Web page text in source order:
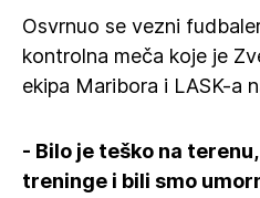
Osvrnuo se vezni
kontrolna meča koje je
ekipa Maribora i LASK-a
- Bilo je teško na
treninge i bili smo